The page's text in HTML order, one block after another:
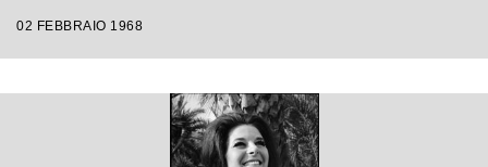
02 FEBBRAIO 1968